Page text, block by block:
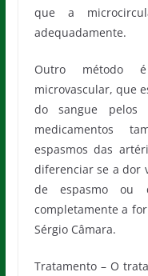
que a
adequadamente.
Outro método
microvascular, que
do sangue pelos
medicamentos
espasmos das
diferenciar se a dor
de espasmo ou
completamente a
Sérgio Câmara.
Tratamento – O